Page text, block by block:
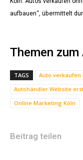
aufbauen“, übermittelt
Themen zum
TAGS Auto verkaufen
Autohändler Website
Online Marketing Köln
Beitrag teilen